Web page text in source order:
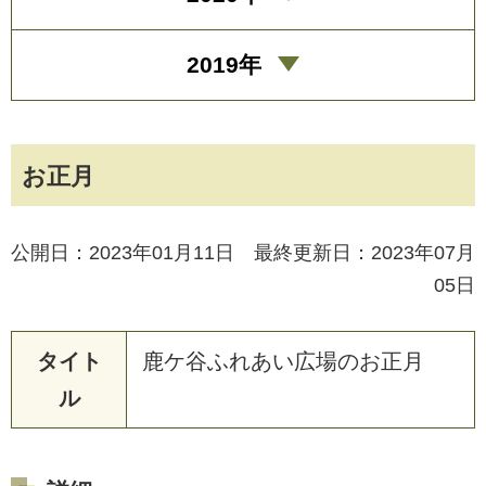
お正月
公開日：2023年01月11日 最終更新日：2023年07月
05日
タイト
ル
鹿ケ谷ふれあい広場のお正 月
2019年